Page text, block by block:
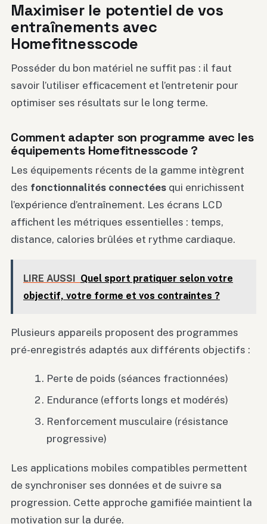
Maximiser le potentiel de vos
entraînements avec
Homefitnesscode
Posséder du bon matériel ne suffit pas : il faut
savoir l’utiliser efficacement et l’entretenir pour
optimiser ses résultats sur le long terme.
Comment adapter son programme avec les
équipements Homefitnesscode ?
Les équipements récents de la gamme intègrent
des fonctionnalités connectées qui enrichissent
l’expérience d’entraînement. Les écrans LCD
affichent les métriques essentielles : temps,
distance, calories brûlées et rythme cardiaque.
LIRE AUSSI Quel sport pratiquer selon votre
objectif, votre forme et vos contraintes ?
Plusieurs appareils proposent des programmes
pré-enregistrés adaptés aux différents objectifs :
Perte de poids (séances fractionnées)
Endurance (efforts longs et modérés)
Renforcement musculaire (résistance
progressive)
Les applications mobiles compatibles permettent
de synchroniser ses données et de suivre sa
progression. Cette approche gamifiée maintient la
motivation sur la durée.